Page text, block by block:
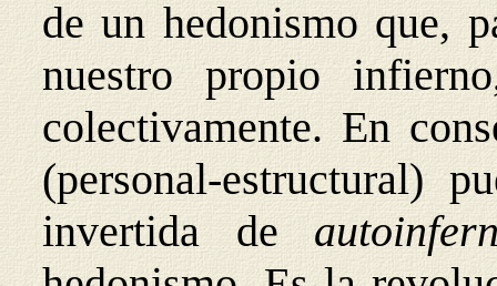
de un hedonismo que,
nuestro propio
colectivamente. En
(personal-estructural)
invertida de